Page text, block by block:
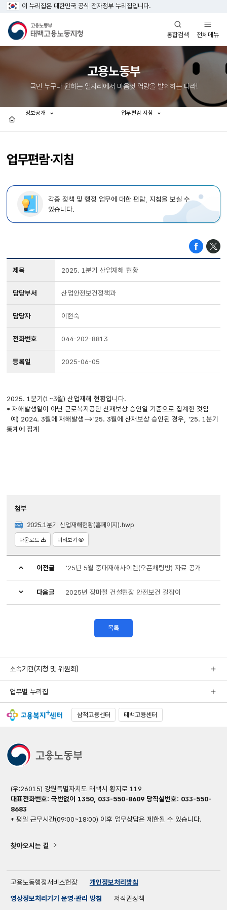
이 누리집은 대한민국 공식 전자정부 누리집입니다.
통합검색
열기
전체메뉴
열기
고용노동부
국민 누구나 원하는 일자리에서 마음껏 역량을 발휘하는 나라!
업무편람·지침
정보공개 업무편람·지침
각종 정책 및 행정 업무에 대한 편람, 지침을 보실 수
있습니다.
제목 2025. 1분기 산업재해 현황
담당부서 산업안전보건정책과
담당자 이현숙
전화번호 044-202-8813
등록일 2025-06-05
2025. 1분기(1~3월) 산업재해 현황입니다.
* 재해발생일이 아닌 근로복지공단 산재보상 승인일 기준으로 집계한 것임
예) 2024. 3월에 재해발생-->'25. 3월에 산재보상 승인된 경우, '25. 1분기
통계에 집계
첨부
2025.1분기 산업재해현황(홈페이지).hwp
다운로드 미리보기
이전글 '25년 5월 중대재해사이렌(오픈채팅방) 자료 공개
다음글 2025년 장마철 건설현장 안전보건 길잡이
목록
소속기관(지청 및 위원회)
업무별 누리집
삼척고용센터 태백고용센터
(우:26015) 강원특별자치도 태백시 황지로 119
대표전화번호: 국번없이 1350, 033-550-8609 당직실번호: 033-550-
8683
* 평일 근무시간(09:00~18:00) 이후 업무상담은 제한될 수 있습니다.
찾아오시는 길
고용노동행정서비스헌장
개인정보처리방침
영상정보처리기기 운영·관리 방침
저작권정책